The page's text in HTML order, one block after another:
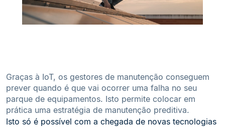
Graças à IoT, os gestores de manutenção conseguem
prever quando é que vai ocorrer uma falha no seu
parque de equipamentos. Isto permite colocar em
prática uma estratégia de manutenção preditiva.
Isto só é possível com a chegada de novas tecnologias